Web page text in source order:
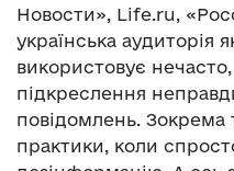
Новости», Life.ru,
українська
використовує
підкреслення
повідомлень. Зокрема
практики, коли